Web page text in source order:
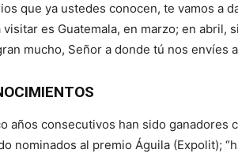
que ya ustedes conocen, te vamos a
visitar es Guatemala, en marzo; en abril,
mucho, Señor a donde tú nos envíes
años consecutivos han sido
nominados al premio Águila (Expolit);